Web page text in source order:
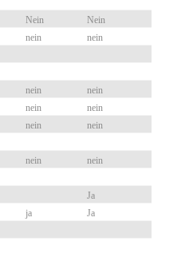
Nein
Nein
nein
nein
nein
nein
nein
nein
nein
nein
nein
nein
Ja
ja
Ja